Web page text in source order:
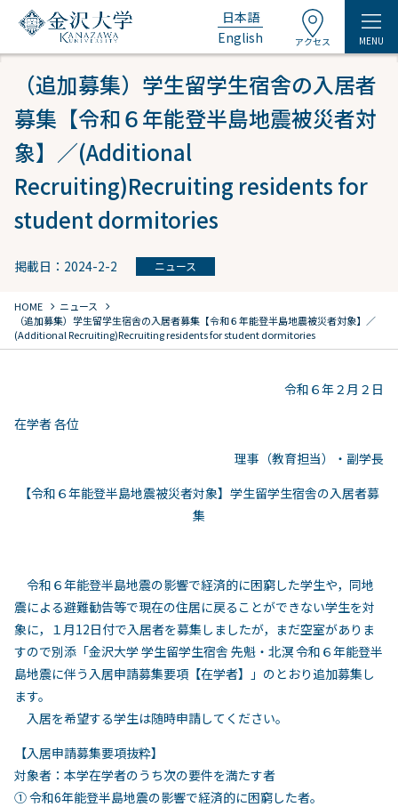
日本語
English
アクセス MENU
（追加募集）学⽣留学⽣宿舎の⼊居者
募集【令和６年能登半島地震被災者対
象】／(Additional
Recruiting)Recruiting residents for
student dormitories
掲載日：2024-2-2 ニュース
HOME chevron_right ニュース chevron_right
（追加募集）学⽣留学⽣宿舎の⼊居者募集【令和６年能登半島地震被災者対象】／
(Additional Recruiting)Recruiting residents for student dormitories
令和６年２⽉２⽇
在学者 各位
理事（教育担当）・副学⻑
【令和６年能登半島地震被災者対象】学⽣留学⽣宿舎の⼊居者募
集
令和６年能登半島地震の影響で経済的に困窮した学生や，同地
震による避難勧告等で現在の住居に戻ることができない学生を対
象に，１月12日付で入居者を募集しましたが，まだ空室がありま
すので別添「金沢大学 学生留学生宿舎 先魁・北溟 令和６年能登半
島地震に伴う入居申請募集要項【在学者】」のとおり追加募集し
ます。
入居を希望する学生は随時申請してください。
【⼊居申請募集要項抜粋】
対象者：本学在学者のうち次の要件を満たす者
① 令和6年能登半島地震の影響で経済的に困窮した者。